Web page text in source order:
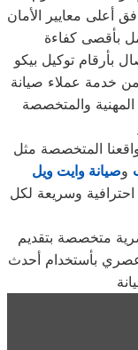
أعلى معايير الأمان
بأرقام توكيل بيكو
خدمة عملاء صيانة
والمتخصصة
المتخصصة مثل
وصيانة وايت ويل
وسريعة لكل
متخصصة بتقديم
عصري بأستخدام أحدث